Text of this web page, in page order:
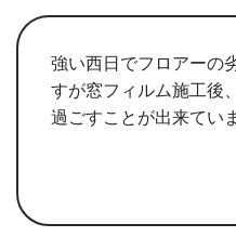
強い西日でフロアーの
すが窓フィルム施工後
過ごすことが出来てい